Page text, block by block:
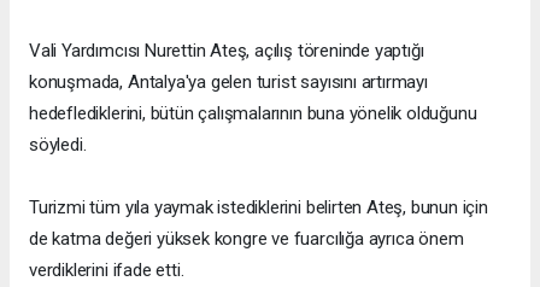
Vali Yardımcısı Nurettin Ateş, açılış töreninde yaptığı
konuşmada, Antalya'ya gelen turist sayısını artırmayı
hedeflediklerini, bütün çalışmalarının buna yönelik olduğunu
söyledi.
Turizmi tüm yıla yaymak istediklerini belirten Ateş, bunun için
de katma değeri yüksek kongre ve fuarcılığa ayrıca önem
verdiklerini ifade etti.